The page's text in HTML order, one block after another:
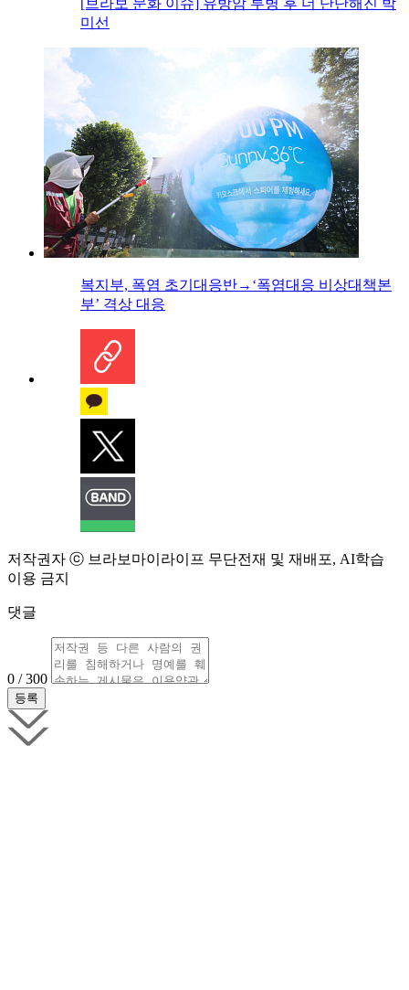
[브라보 문화 이슈] 유방암 투병 후 더 단단해진 박
미선
복지부, 폭염 초기대응반→‘폭염대응 비상대책본
부’ 격상 대응
저작권자 ⓒ 브라보마이라이프 무단전재 및 재배포, AI학습
이용 금지
댓글
0 / 300